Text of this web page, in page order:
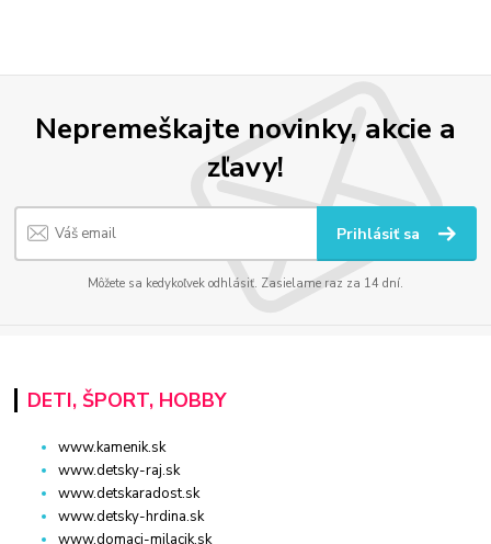
Nepremeškajte novinky, akcie a
zľavy!
Prihlásiť sa
Môžete sa kedykoľvek odhlásiť. Zasielame raz za 14 dní.
DETI, ŠPORT, HOBBY
www.kamenik.sk
www.detsky-raj.sk
www.detskaradost.sk
www.detsky-hrdina.sk
www.domaci-milacik.sk